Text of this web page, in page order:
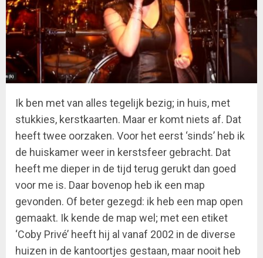
Ik ben met van alles tegelijk bezig; in huis, met
stukkies, kerstkaarten. Maar er komt niets af. Dat
heeft twee oorzaken. Voor het eerst ‘sinds’ heb ik
de huiskamer weer in kerstsfeer gebracht. Dat
heeft me dieper in de tijd terug gerukt dan goed
voor me is. Daar bovenop heb ik een map
gevonden. Of beter gezegd: ik heb een map open
gemaakt. Ik kende de map wel; met een etiket
‘Coby Privé’ heeft hij al vanaf 2002 in de diverse
huizen in de kantoortjes gestaan, maar nooit heb